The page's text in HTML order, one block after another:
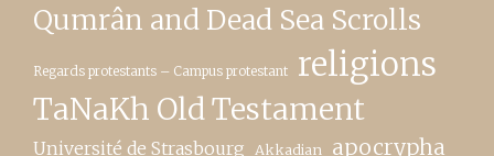
Qumrân and Dead Sea Scrolls
Regards protestants – Campus protestant religions
TaNaKh Old Testament
Université de Strasbourg Akkadian apocrypha